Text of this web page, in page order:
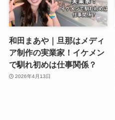
和田まあや｜旦那はメディ
ア制作の実業家！イケメン
で馴れ初めは仕事関係？
2026年4月13日